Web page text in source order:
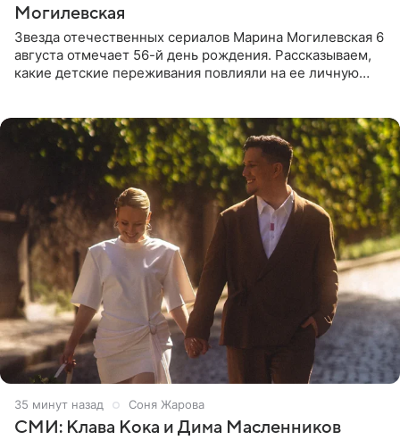
Могилевская
Звезда отечественных сериалов Марина Могилевская 6
августа отмечает 56-й день рождения. Рассказываем,
какие детские переживания повлияли на ее личную
35 минут назад Соня Жарова
СМИ: Клава Кока и Дима Масленников